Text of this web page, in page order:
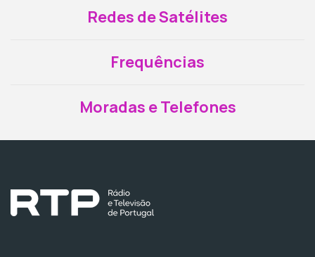
Redes de Satélites
Frequências
Moradas e Telefones